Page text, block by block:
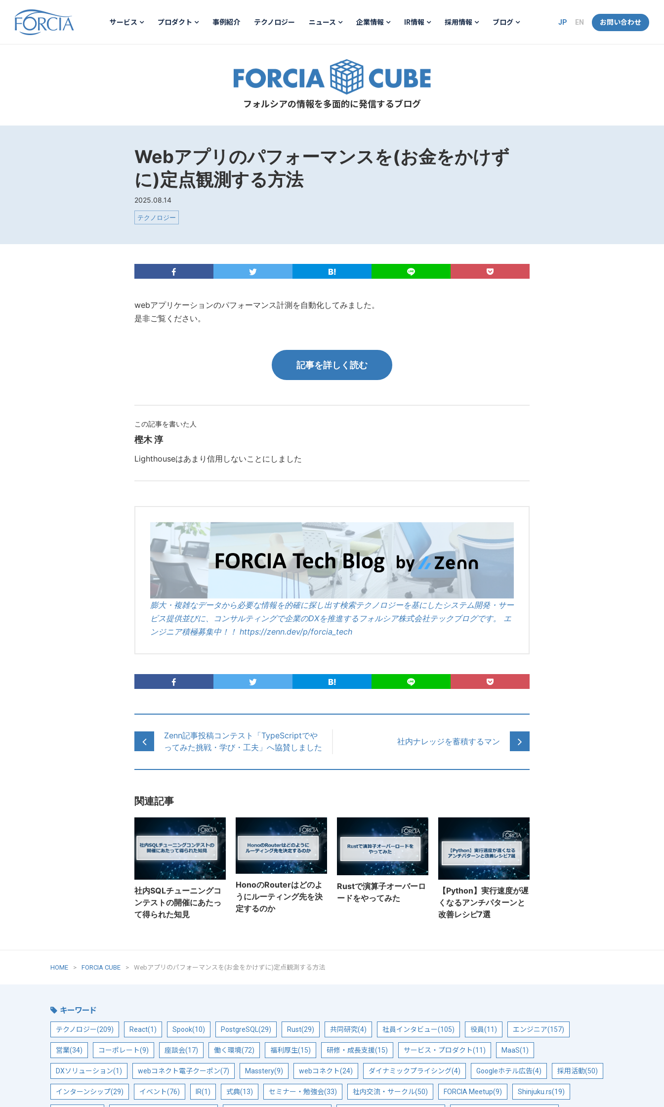
サービス プロダクト 事例紹介 テクノロジー ニュース 企業情報 IR情報 採用情報 ブログ JP EN お問い合わせ
フォルシアの情報を多面的に発信するブログ
Webアプリのパフォーマンスを(お金をかけず
に)定点観測する方法
2025.08.14
テクノロジー
webアプリケーションのパフォーマンス計測を自動化してみました。
是非ご覧ください。
記事を詳しく読む
この記事を書いた人
樫木 淳
Lighthouseはあまり信用しないことにしました
膨大・複雑なデータから必要な情報を的確に探し出す検索テクノロジーを基にしたシステム開発・サー
ビス提供並びに、コンサルティングで企業のDXを推進するフォルシア株式会社テックブログです。 エ
ンジニア積極募集中！！ https://zenn.dev/p/forcia_tech
Zenn記事投稿コンテスト「TypeScriptでや
ってみた挑戦・学び・工夫」へ協賛しました
社内ナレッジを蓄積するマン
関連記事
社内SQLチューニングコ
ンテストの開催にあたっ
て得られた知見
HonoのRouterはどのよ
うにルーティング先を決
定するのか
Rustで演算子オーバーロ
ードをやってみた
【Python】実行速度が遅
くなるアンチパターンと
改善レシピ7選
HOME FORCIA CUBE Webアプリのパフォーマンスを(お金をかけずに)定点観測する方法
キーワード
テクノロジー(209) React(1) Spook(10) PostgreSQL(29) Rust(29) 共同研究(4) 社員インタビュー(105) 役員(11) エンジニア(157)
営業(34) コーポレート(9) 座談会(17) 働く環境(72) 福利厚生(15) 研修・成長支援(15) サービス・プロダクト(11) MaaS(1)
DXソリューション(1) webコネクト電子クーポン(7) Masstery(9) webコネクト(24) ダイナミックプライシング(4) Googleホテル広告(4) 採用活動(50)
インターンシップ(29) イベント(76) IR(1) 式典(13) セミナー・勉強会(33) 社内交流・サークル(50) FORCIA Meetup(9) Shinjuku.rs(19)